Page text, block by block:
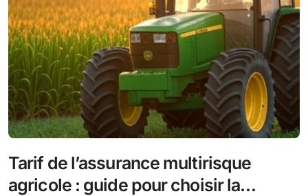
Tarif de l’assurance multirisque
agricole : guide pour choisir la